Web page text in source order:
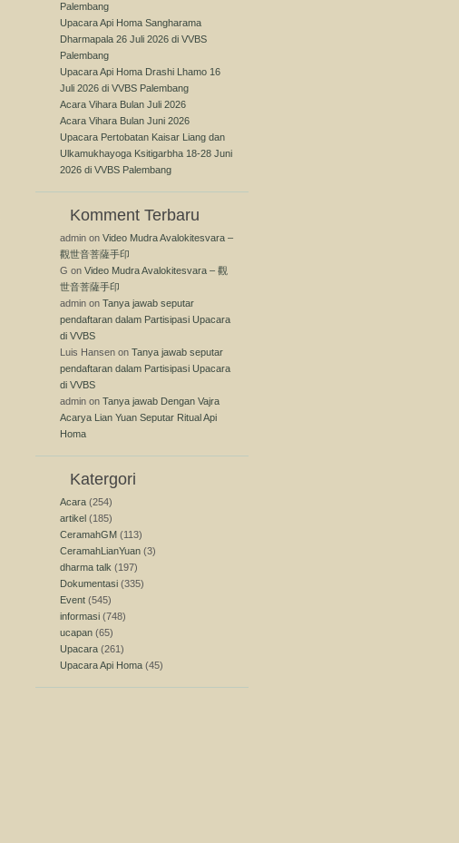
Palembang
Upacara Api Homa Sangharama
Dharmapala 26 Juli 2026 di VVBS
Palembang
Upacara Api Homa Drashi Lhamo 16
Juli 2026 di VVBS Palembang
Acara Vihara Bulan Juli 2026
Acara Vihara Bulan Juni 2026
Upacara Pertobatan Kaisar Liang dan
Ulkamukhayoga Ksitigarbha 18-28 Juni
2026 di VVBS Palembang
Komment Terbaru
admin on Video Mudra Avalokitesvara –
觀世音菩薩手印
G on Video Mudra Avalokitesvara – 觀
世音菩薩手印
admin on Tanya jawab seputar
pendaftaran dalam Partisipasi Upacara
di VVBS
Luis Hansen on Tanya jawab seputar
pendaftaran dalam Partisipasi Upacara
di VVBS
admin on Tanya jawab Dengan Vajra
Acarya Lian Yuan Seputar Ritual Api
Homa
Katergori
Acara (254)
artikel (185)
CeramahGM (113)
CeramahLianYuan (3)
dharma talk (197)
Dokumentasi (335)
Event (545)
informasi (748)
ucapan (65)
Upacara (261)
Upacara Api Homa (45)